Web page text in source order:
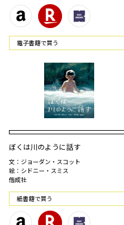
電⼦書籍で買う
ぼくは川のように話す
文：ジョーダン・スコット
絵：シドニー・スミス
偕成社
紙書籍で買う